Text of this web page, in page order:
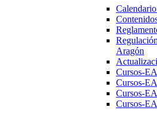
Aragón
Cursos-
Cursos-
Cursos-
Cursos-